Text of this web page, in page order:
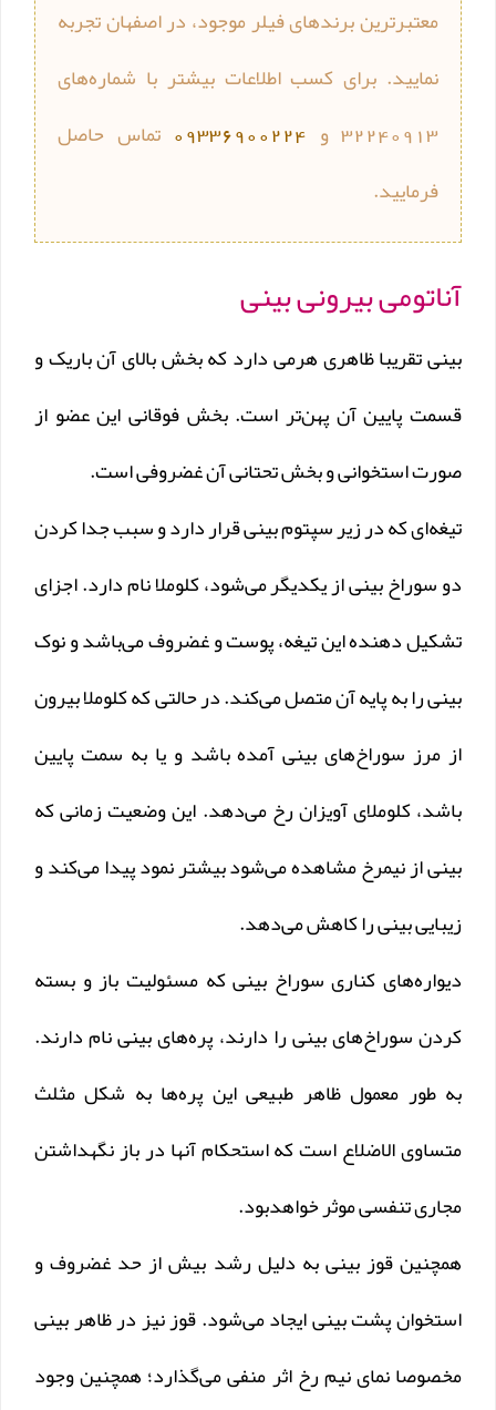
معتبرترین برندهای فیلر موجود، در اصفهان تجربه
نمایید. برای کسب اطلاعات بیشتر با شماره‌های
32240913 و
09336900224 تماس حاصل
فرمایید.
آناتومی بیرونی بینی
بینی تقریبا ظاهری هرمی دارد که بخش بالای آن باریک و
قسمت پایین آن پهن‌تر است. بخش فوقانی این عضو از
صورت استخوانی و بخش تحتانی آن غضروفی است.
تیغه‌ای که در زیر سپتوم بینی قرار دارد و سبب جدا کردن
دو سوراخ بینی از یکدیگر می‌شود، کلوملا نام دارد. اجزای
تشکیل دهنده‌ این تیغه، پوست و غضروف می‌باشد و نوک
بینی را به پایه‌ آن متصل می‌کند. در حالتی که کلوملا بیرون
از مرز سوراخ‌های بینی آمده‌ باشد و یا به سمت پایین
باشد، کلوملای آویزان رخ می‌دهد. این وضعیت زمانی که
بینی از نیمرخ مشاهده می‌شود بیشتر نمود پیدا می‌کند و
زیبایی بینی را کاهش می‌دهد.
دیواره‌های کناری سوراخ بینی که مسئولیت باز و بسته
کردن سوراخ‌های بینی را دارند، پره‌های بینی نام دارند.
به طور معمول ظاهر طبیعی این پره‌ها به شکل مثلث
متساوی الاضلاع است که استحکام آنها در باز نگهداشتن
مجاری تنفسی موثر خواهد‌بود.
همچنین قوز بینی به دلیل رشد بیش از حد غضروف و
استخوان پشت بینی ایجاد می‌شود. قوز نیز در ظاهر بینی
مخصوصا نمای نیم رخ اثر منفی می‌گذارد؛ همچنین وجود